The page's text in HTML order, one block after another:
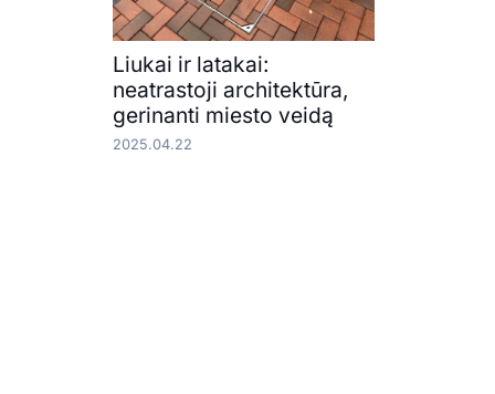
Liukai ir latakai:
neatrastoji architektūra,
gerinanti miesto veidą
2025.04.22